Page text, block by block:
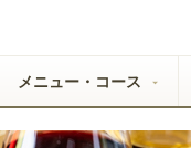
メニュー・コース